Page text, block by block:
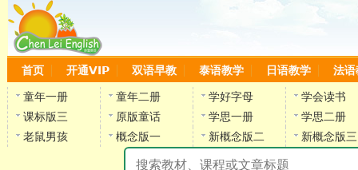
首页 开通VIP 双语早教 泰语教学 日语教学 法语
童年一册 童年二册 学好字母
学会读书
课标版三
原版童话 学思一册
学思二册
老鼠男孩
概念版一 新概念版二 新概念版三